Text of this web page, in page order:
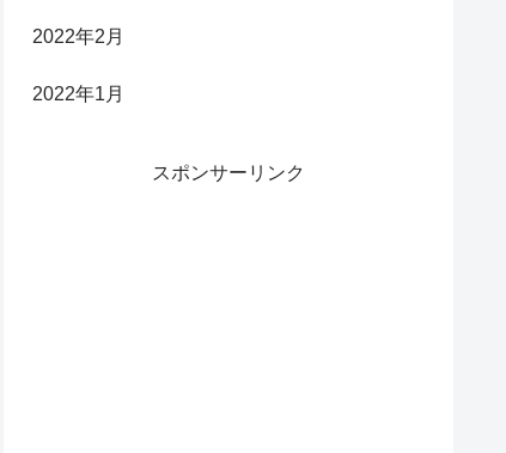
2022年2月
2022年1月
スポンサーリンク